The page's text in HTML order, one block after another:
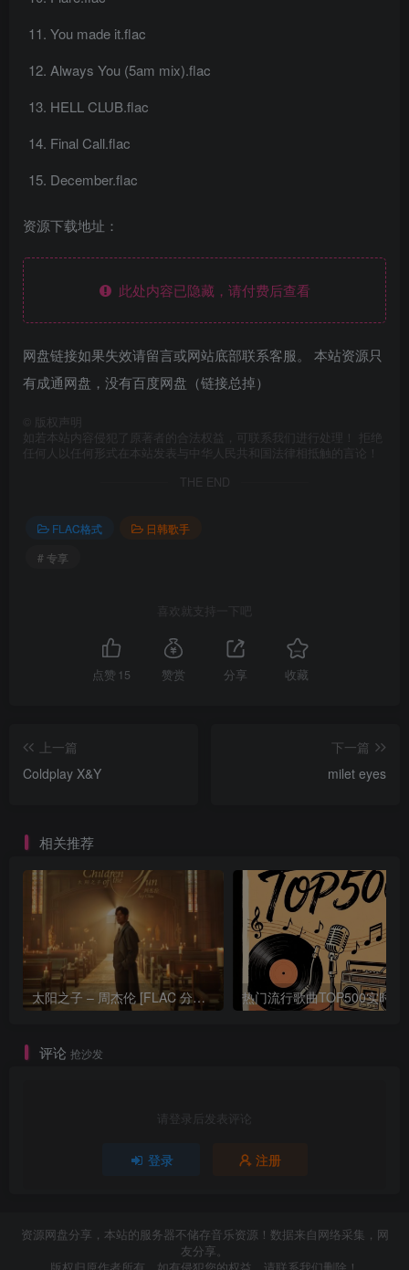
You made it.flac
Always You (5am mix).flac
HELL CLUB.flac
Final Call.flac
December.flac
资源下载地址：
此处内容已隐藏，请付费后查看
网盘链接如果失效请留言或网站底部联系客服。 本站资源只
有成通网盘，没有百度网盘（链接总掉）
版权声明
如若本站内容侵犯了原著者的合法权益，可联系我们进行处理！ 拒绝
任何人以任何形式在本站发表与中华人民共和国法律相抵触的言论！
THE END
FLAC格式
日韩歌手
# 专享
喜欢就支持一下吧
点赞 15 赞赏 分享 收藏
上一篇
Coldplay X&Y
下一篇
milet eyes
相关推荐
太阳之子 – 周杰伦 [FLAC 分轨 192Khz 24bit]
评论 抢沙发
请登录后发表评论
登录 注册
资源网盘分享，本站的服务器不储存音乐资源！数据来自网络采集，网
友分享。